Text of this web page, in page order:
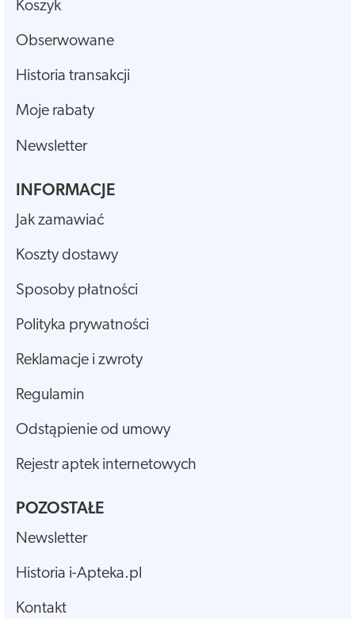
Koszyk
Obserwowane
Historia transakcji
Moje rabaty
Newsletter
INFORMACJE
Jak zamawiać
Koszty dostawy
Sposoby płatności
Polityka prywatności
Reklamacje i zwroty
Regulamin
Odstąpienie od umowy
Rejestr aptek internetowych
POZOSTAŁE
Newsletter
Historia i-Apteka.pl
Kontakt